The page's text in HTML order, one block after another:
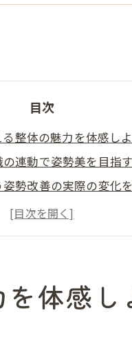
目次
整体の魅力を体感し
連動で姿勢美を目指
勢改善の実際の変化
る整体体験で前向きな毎
で得られる姿勢の新
しで整体効果を高める方
持ちさせる生活習慣の
体感し